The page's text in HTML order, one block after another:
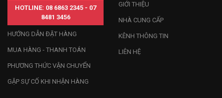
HOTLINE: 08 6863 2345 - 07
8481 3456
HƯỚNG DẪN ĐẶT HÀNG
MUA HÀNG - THANH TOÁN
PHƯƠNG THỨC VẬN CHUYỂN
GẶP SỰ CỐ KHI NHẬN HÀNG
GIỚI THIỆU
NHÀ CUNG CẤP
KÊNH THÔNG TIN
LIÊN HỆ